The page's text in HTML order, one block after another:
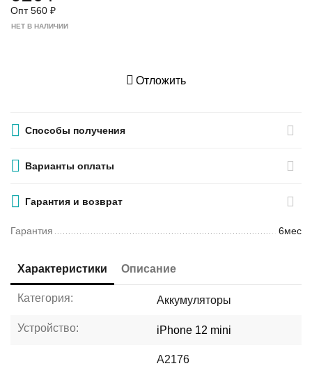
Опт560 ₽
НЕТ В НАЛИЧИИ
Отложить
Способы получения
Варианты оплаты
Гарантия и возврат
Гарантия 6мес
Характеристики Описание
Категория: Аккумуляторы
Устройство: iPhone 12 mini
A2176